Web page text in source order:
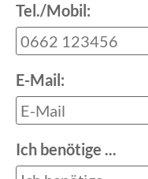
Tel./Mobil:
E-Mail:
Ich benötige ...